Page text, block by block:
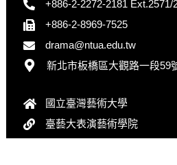
+886-2-2272-2181 Ext.2571/
+886-2-8969-7525
drama@ntua.edu.tw
新北市板橋區大觀路一段59
國立臺灣藝術大學
臺藝大表演藝術學院